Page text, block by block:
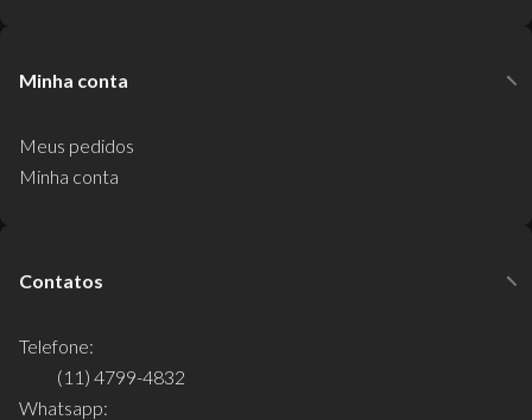
Minha conta
Meus pedidos
Minha conta
Contatos
Telefone:
(11) 4799-4832
Whatsapp: